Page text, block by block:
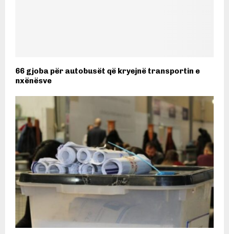
66 gjoba për autobusët që kryejnë transportin e
nxënësve